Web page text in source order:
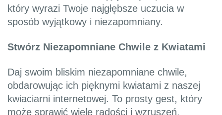
który wyrazi Twoje najgłębsze uczucia w
sposób wyjątkowy i niezapomniany.
Stwórz Niezapomniane Chwile z Kwiatami
Daj swoim bliskim niezapomniane chwile,
obdarowując ich pięknymi kwiatami z naszej
kwiaciarni internetowej. To prosty gest, który
może sprawić wiele radości i wzruszeń.